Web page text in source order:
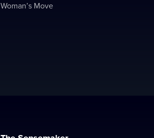
Woman’s Move